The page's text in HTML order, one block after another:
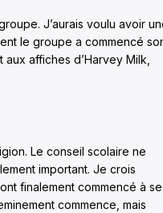
J’aurais voulu avoir
le groupe a commencé
affiches d’Harvey Milk,
Le conseil scolaire ne
important. Je crois
finalement commencé à se
commence, mais